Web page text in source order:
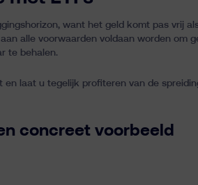
want het geld komt pas vrij
alle voorwaarden voldaan worden om
te behalen.
en laat u tegelijk profiteren van de
concreet voorbeeld